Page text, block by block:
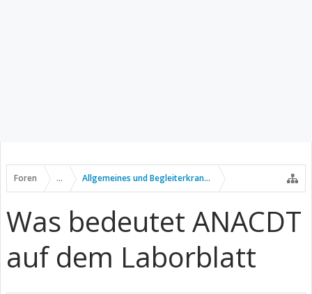
Foren ... Allgemeines und Begleiterkrankungen
Was bedeutet ANACDT
auf dem Laborblatt